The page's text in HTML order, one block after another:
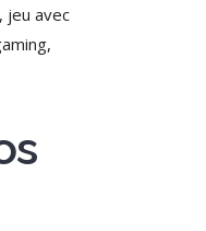
jeu avec